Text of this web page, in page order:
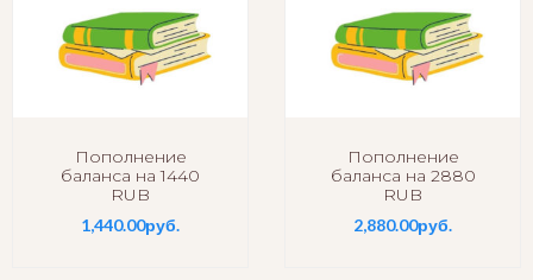
Пополнение
баланса на 1440
RUB
1,440.00руб.
Пополнение
баланса на 2880
RUB
2,880.00руб.